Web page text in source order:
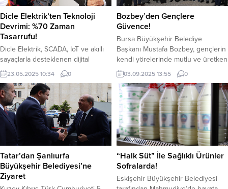
üzerinden kendilerini “avukat”
olarak tanıtarak örgütlü bir şekilde
dolandırılcılık yaptıkları tespit edilen
12...
NEDİR?​“2026 Eskişehir Yılı” projesi
kapsamında açılan Eskişehir Halk
Okulu,...
Dicle Elektrik’ten Teknoloji
Devrimi: %70 Zaman
Tasarrufu!
Dicle Elektrik, SCADA, IoT ve akıllı
sayaçlarla desteklenen dijital
dönüşüm süreciyle stratejik
teknoloji hamlesini sürdürüyor.
Enerji altyapısını akıllı teknolojilerle
donatan şirket, operasyonel
süreçlerde de yüzde 70’e varan
zaman tasarrufu sağlıyor. Enerji
dağıtım sektörünün ilk Ar-Ge
merkezine de sahip olan şirket,
burada da altyapısına özel
teknolojik özümler geliştiriyor.
Enerji dağıtımında
sürdürülebilirliği...
23.05.2025 10:34 0
Bozbey’den Gençlere
Güvence!
Bursa Büyükşehir Belediye
Başkanı Mustafa Bozbey, gençlerin
kendi yörelerinde mutlu ve üretken
bir yaşam sürmeleri için gerekli
adımları atacaklarının müjdesini
verdi. Bursa Büyükşehir Belediye
Başkanı Mustafa Bozbey,
Büyükşehir Belediyesi’nin katılımcı
ve kapsayıcı yönetim anlayışı
doğrultusunda Tahtakale’deki Dağ
Yöresi Yardımlaşma ve Kültür
Derneği’ni (DAĞ-DER) ziyaret etti.
DAĞ-DER Yönetim Kurulu Başkanı
ve...
03.09.2025 13:55 0
Tatar’dan Şanlıurfa
Büyükşehir Belediyesi’ne
Ziyaret
“Halk Süt” İle Sağlıklı Ürünler
Sofralarda!
Eskişehir Büyükşehir Belediyesi